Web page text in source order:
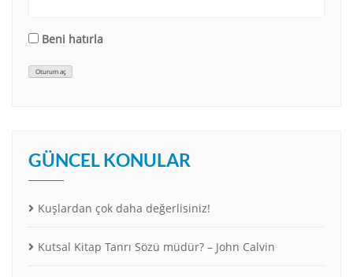
Beni hatırla
Oturum aç
GÜNCEL KONULAR
Kuşlardan çok daha değerlisiniz!
Kutsal Kitap Tanrı Sözü müdür? – John Calvin